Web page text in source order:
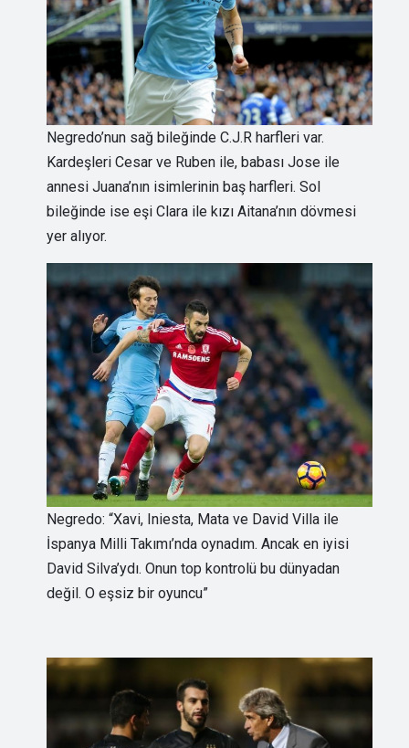
Negredo’nun sağ bileğinde C.J.R harfleri var.
Kardeşleri Cesar ve Ruben ile, babası Jose ile
annesi Juana’nın isimlerinin baş harfleri. Sol
bileğinde ise eşi Clara ile kızı Aitana’nın dövmesi
yer alıyor.
Negredo: “Xavi, Iniesta, Mata ve David Villa ile
İspanya Milli Takımı’nda oynadım. Ancak en iyisi
David Silva’ydı. Onun top kontrolü bu dünyadan
değil. O eşsiz bir oyuncu”